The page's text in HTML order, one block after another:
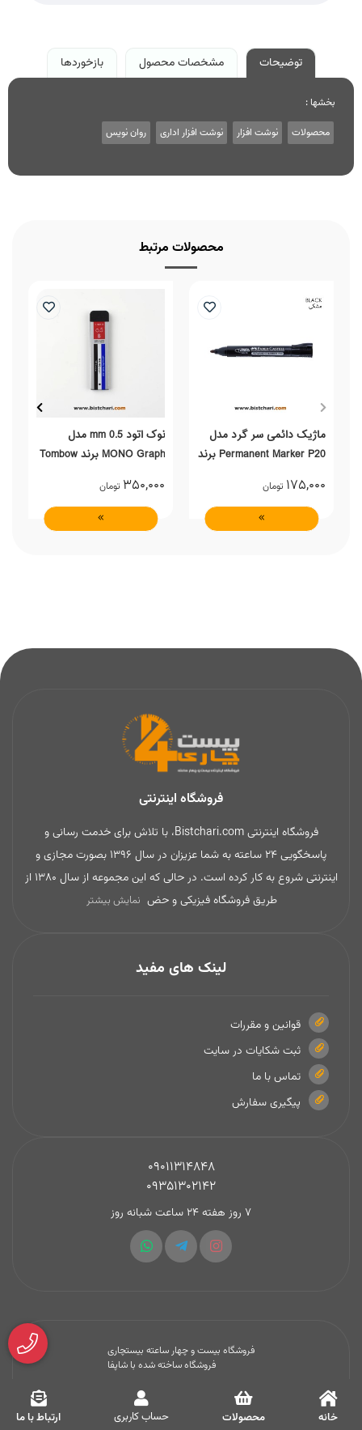
خانه محصولات حساب کاربری ارتباط با ما
توضیحات مشخصات محصول بازخوردها
بخشها :
محصولات نوشت افزار نوشت افزار اداری روان نویس
محصولات مرتبط
ماژیک دائمی سر گرد مدل
Permanent Marker P20 برند
175,000 تومان
نوک اتود 0.5 mm مدل
MONO Graph برند Tombow
350,000 تومان
فروشگاه اینترنتی
فروشگاه اینترنتی Bistchari.com، با تلاش برای خدمت رسانی و
پاسخگویی 24 ساعته به شما عزیزان در سال 1396 بصورت مجازی و
اینترنتی شروع به کار کرده است. در حالی که این مجموعه از سال 1380 از
طریق فروشگاه فیزیکی و حض نمایش بیشتر
لینک های مفید
قوانین و مقررات
ثبت شکایات در سایت
تماس با ما
پیگیری سفارش
09011314848
09351302142
7 روز هفته 24 ساعت شبانه روز
فروشگاه بیست و چهار ساعته بیستچاری
فروشگاه ساخته شده با شاپفا